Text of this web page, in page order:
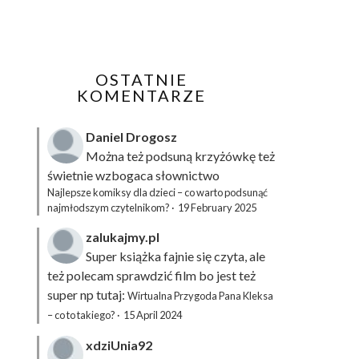
OSTATNIE
KOMENTARZE
Daniel Drogosz
Można też podsuną krzyżówkęteż
świetnie wzbogaca słownictwo
Najlepsze komiksy dla dzieci – co warto podsunąć
najmłodszym czytelnikom? · 19 February 2025
zalukajmy.pl
Super książka fajnie się czyta, ale
też polecam sprawdzić film bo jest też
super np tutaj: Wirtualna Przygoda Pana Kleksa
– co to takiego? · 15 April 2024
xdziUnia92